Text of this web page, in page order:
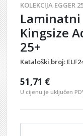
KOLEKCIJA EGGER
Laminatni
Kingsize
25+
Kataloški broj:
51,71 €
U cijenu je uključen